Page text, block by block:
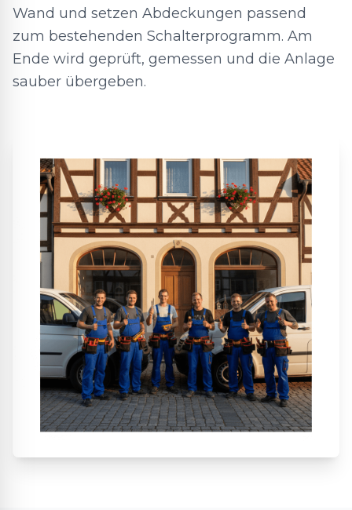
Wand und setzen Abdeckungen passend
zum bestehenden Schalterprogramm. Am
Ende wird geprüft, gemessen und die Anlage
sauber übergeben.